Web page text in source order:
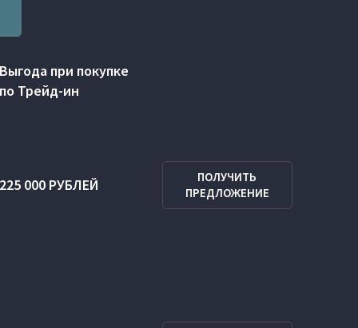
Выгода при покупке
по Трейд‑ин
225 000 РУБЛЕЙ
ПОЛУЧИТЬ
ПРЕДЛОЖЕНИЕ